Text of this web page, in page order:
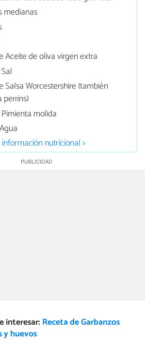
medianas
Aceite de oliva virgen extra
Salsa Worcestershire (también
perrins)
molida
nutricional >
interesar: Receta de Garbanzos
huevos